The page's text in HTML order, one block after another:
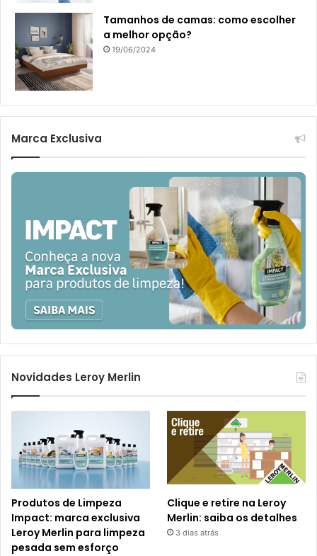
Tamanhos de camas: como escolher
a melhor opção?
19/06/2024
Marca Exclusiva
Novidades Leroy Merlin
Produtos de Limpeza
Impact: marca exclusiva
Leroy Merlin para limpeza
pesada sem esforço
Clique e retire na Leroy
Merlin: saiba os detalhes
3 dias atrás